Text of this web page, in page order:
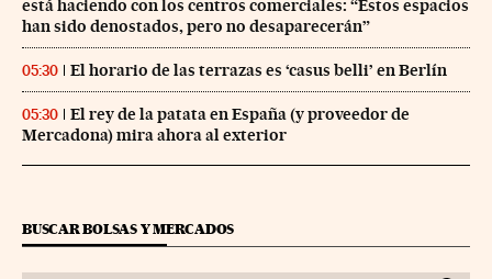
está haciendo con los centros comerciales: “Estos espacios
han sido denostados, pero no desaparecerán”
05:30 El horario de las terrazas es ‘casus belli’ en Berlín
05:30
El rey de la patata en España (y proveedor de
Mercadona) mira ahora al exterior
BUSCAR BOLSAS Y MERCADOS